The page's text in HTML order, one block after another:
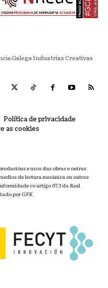
Galega Industrias Creativas
Política de privacidade
as cookies
e usos das obras e outras
de lectura mecánica ou outros
co artigo 67.3 da Real
por GFK